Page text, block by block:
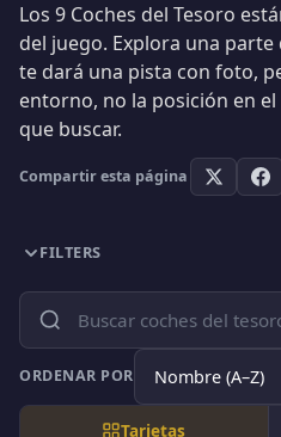
Los 9 Coches del Tesoro
del juego. Explora una
te dará una pista con foto,
entorno, no la posición en
que buscar.
Compartir esta página
FILTERS
ORDENAR POR
Tarjetas